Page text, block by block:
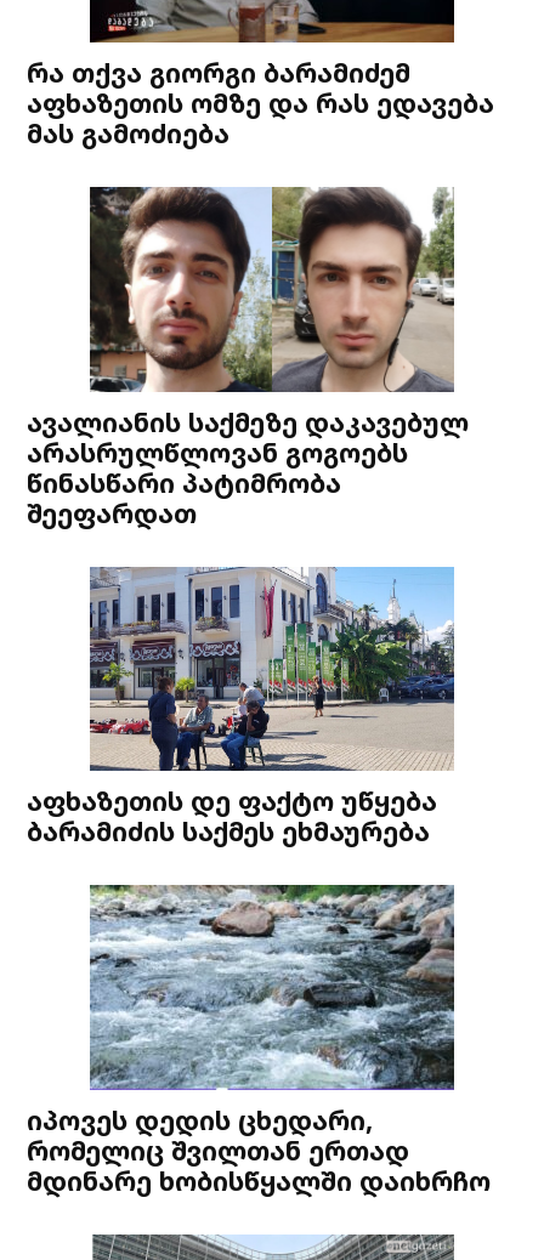
რა თქვა გიორგი ბარამიძემ
აფხაზეთის ომზე და რას ედავება
მას გამოძიება
ავალიანის საქმეზე დაკავებულ
არასრულწლოვან გოგოებს
წინასწარი პატიმრობა
შეეფარდათ
აფხაზეთის დე ფაქტო უწყება
ბარამიძის საქმეს ეხმაურება
იპოვეს დედის ცხედარი,
რომელიც შვილთან ერთად
მდინარე ხობისწყალში დაიხრჩო